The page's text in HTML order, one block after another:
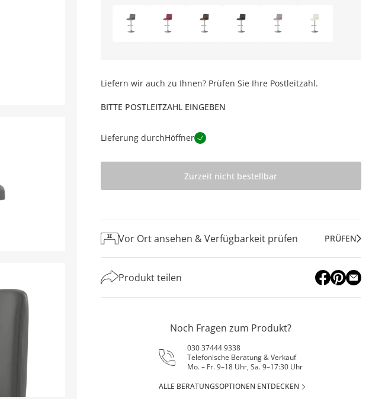
Liefern wir auch zu Ihnen? Prüfen Sie Ihre Postleitzahl.
BITTE POSTLEITZAHL EINGEBEN
Lieferung durchHöffner
Zurzeit nicht bestellbar
Vor Ort ansehen & Verfügbarkeit prüfen PRÜFEN
Produkt teilen
Noch Fragen zum Produkt?
030 37444 9338
Telefonische Beratung & Verkauf
Mo. – Fr. 9–18 Uhr, Sa. 9–17:30 Uhr
ALLE BERATUNGSOPTIONEN ENTDECKEN